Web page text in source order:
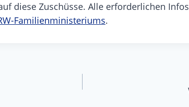
diese Zuschüsse. Alle erforderlichen
Familienministeriums.